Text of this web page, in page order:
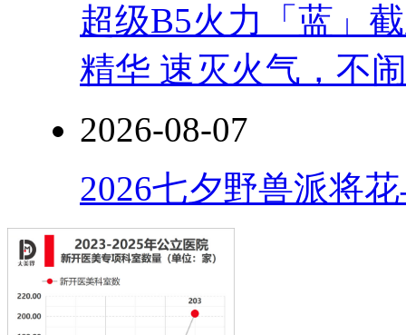
超级B5火力「蓝」
精华 速灭火气，不
2026-08-07
2026七夕野兽派将